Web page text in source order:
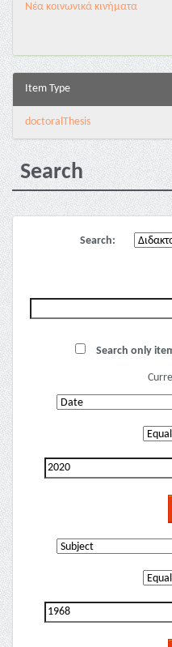
Νέα κοινωνικά κινήματα
Item Type
doctoralThesis
Search
Search:
Search only